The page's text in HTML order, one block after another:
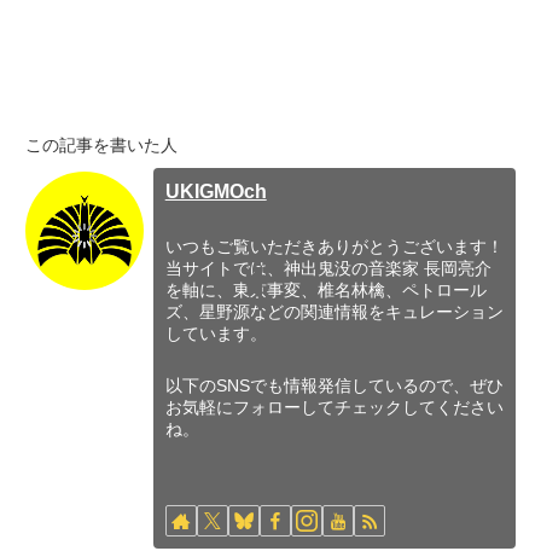
この記事を書いた人
UKIGMOch
いつもご覧いただきありがとうございます！
当サイトでは、神出鬼没の音楽家 長岡亮介
を軸に、東京事変、椎名林檎、ペトロール
ズ、星野源などの関連情報をキュレーション
しています。
以下のSNSでも情報発信しているので、ぜひ
お気軽にフォローしてチェックしてください
ね。